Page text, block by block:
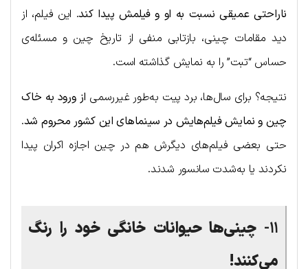
ناراحتی عمیقی نسبت به او و فیلمش پیدا کند. این فیلم، از
دید مقامات چینی، بازتابی منفی از تاریخ چین و مسئله‌ی
حساس “تبت” را به نمایش گذاشته است.
نتیجه؟ برای سال‌ها، برد پیت به‌طور غیررسمی از ورود به خاک
چین و نمایش فیلم‌هایش در سینماهای این کشور محروم شد.
حتی بعضی فیلم‌های دیگرش هم در چین اجازه اکران پیدا
نکردند یا به‌شدت سانسور شدند.
۱۱-
چینی‌ها حیوانات خانگی خود را رنگ
می‌کنند!